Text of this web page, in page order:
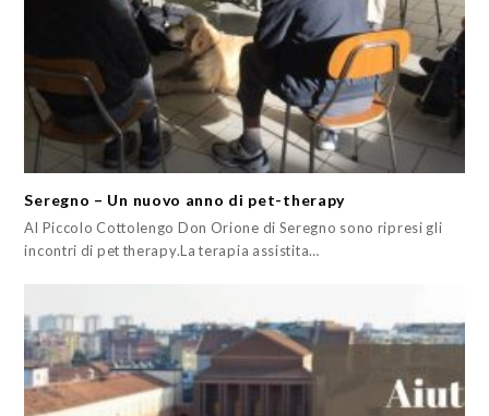
Seregno – Un nuovo anno di pet-therapy
Al Piccolo Cottolengo Don Orione di Seregno sono ripresi gli
incontri di pet therapy.La terapia assistita…